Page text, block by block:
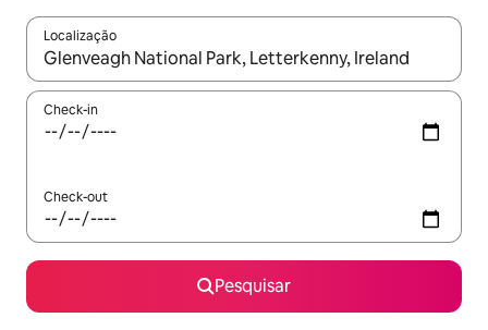
Localização
Quando os resultados estiverem disponíveis, navegue com
Check-in
Check-out
Pesquisar